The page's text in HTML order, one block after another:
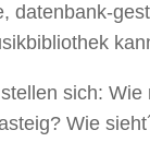
datenbank-
sich:
Wie